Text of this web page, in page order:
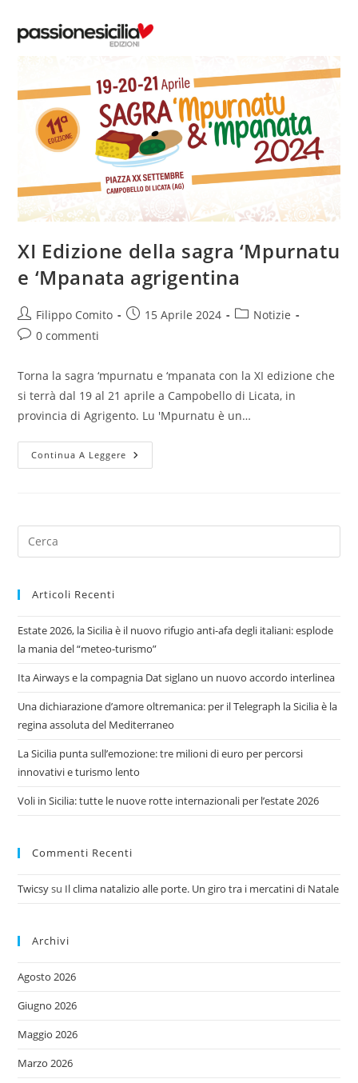
XI Edizione della sagra ‘Mpurnatu
e ‘Mpanata agrigentina
Autore
dell'articolo:
Filippo Comito
Articolo15 Aprile 2024
Categoria
Notizie
Commenti
0 commenti
Torna la sagra ‘mpurnatu e ‘mpanata con la XI edizione che
si terrà dal 19 al 21 aprile a Campobello di Licata, in
provincia di Agrigento. Lu 'Mpurnatu è un…
Continua A Leggere XI
Edizione
Articoli Recenti
Estate 2026, la Sicilia è il nuovo rifugio anti-afa degli italiani: esplode
la mania del “meteo-turismo”
Ita Airways e la compagnia Dat siglano un nuovo accordo interlinea
Una dichiarazione d’amore oltremanica: per il Telegraph la Sicilia è la
regina assoluta del Mediterraneo
La Sicilia punta sull’emozione: tre milioni di euro per percorsi
innovativi e turismo lento
Voli in Sicilia: tutte le nuove rotte internazionali per l’estate 2026
Commenti Recenti
Twicsysu Il clima natalizio alle porte. Un giro tra i mercatini di Natale
Archivi
Agosto 2026
Giugno 2026
Maggio 2026
Marzo 2026